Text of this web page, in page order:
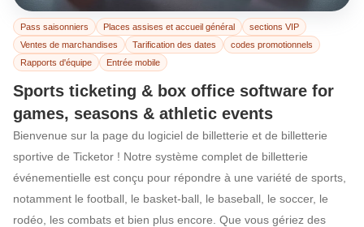
Logiciel de
Pass saisonniers Places assises et accueil général
sections VIP
Ventes de marchandises
Tarification des dates
codes promotionnels
Rapports d'équipe
Entrée mobile
Sports ticketing & box office software for
games, seasons & athletic events
Bienvenue sur la page du logiciel de billetterie et de billetterie
sportive de Ticketor ! Notre système complet de billetterie
événementielle est conçu pour répondre à une variété de sports,
notamment le football, le basket-ball, le baseball, le soccer, le
rodéo, les combats et bien plus encore. Que vous gériez des